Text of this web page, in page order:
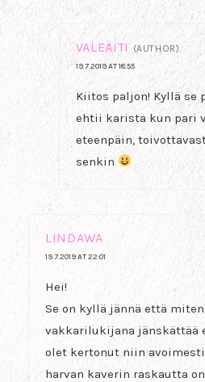
VALEÄITI (AUTHOR)
19.7.2019 AT 18:55
Kiitos paljon! Kyllä se
ehtii karista kun pari
eteenpäin,
senkin
LINDAWA
19.7.2019 AT 22:01
Hei!
Se on kyllä jännä että
vakkarilukijana jänskättää
olet kertonut niin avoimesti
harvan kaverin raskautta